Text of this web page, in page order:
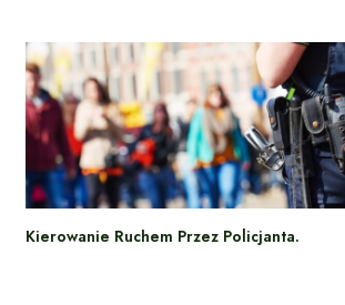
Kierowanie Ruchem Przez Policjanta.